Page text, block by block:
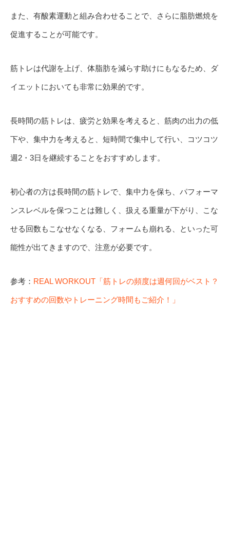
また、有酸素運動と組み合わせることで、さらに脂肪燃焼を
促進することが可能です。
筋トレは代謝を上げ、体脂肪を減らす助けにもなるため、ダ
イエットにおいても非常に効果的です。
長時間の筋トレは、疲労と効果を考えると、筋肉の出力の低
下や、集中力を考えると、短時間で集中して行い、コツコツ
週2・3日を継続することをおすすめします。
初心者の方は長時間の筋トレで、集中力を保ち、パフォーマ
ンスレベルを保つことは難しく、扱える重量が下がり、こな
せる回数もこなせなくなる、フォームも崩れる、といった可
能性が出てきますので、注意が必要です。
参考： REAL WORKOUT「筋トレの頻度は週何回がベスト？
おすすめの回数やトレーニング時間もご紹介！」